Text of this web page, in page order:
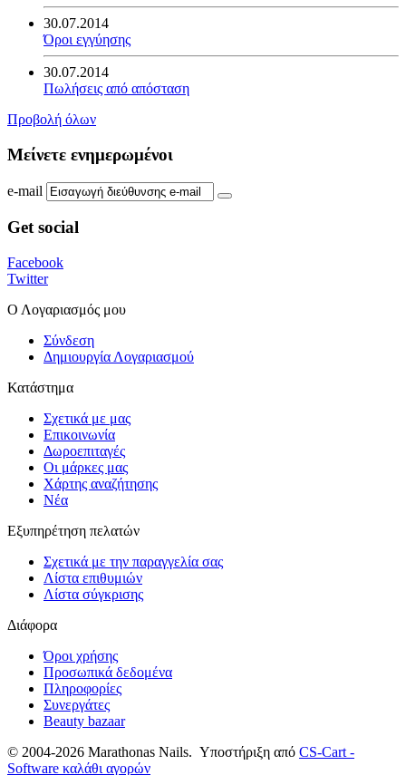
30.07.2014
Όροι εγγύησης
30.07.2014
Πωλήσεις από απόσταση
Προβολή όλων
Μείνετε ενημερωμένοι
e-mail
Get social
Facebook
Twitter
Ο Λογαριασμός μου
Σύνδεση
Δημιουργία Λογαριασμού
Κατάστημα
Σχετικά με μας
Επικοινωνία
Δωροεπιταγές
Οι μάρκες μας
Χάρτης αναζήτησης
Νέα
Εξυπηρέτηση πελατών
Σχετικά με την παραγγελία σας
Λίστα επιθυμιών
Λίστα σύγκρισης
Διάφορα
Όροι χρήσης
Προσωπικά δεδομένα
Πληροφορίες
Συνεργάτες
Beauty bazaar
© 2004-2026 Marathonas Nails. Υποστήριξη από CS-Cart -
Software καλάθι αγορών